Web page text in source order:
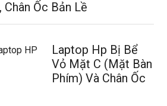
Chân Ốc Bản Lề
Laptop Hp Bị Bể
Vỏ Mặt C (Mặt Bàn
Phím) Và Chân Ốc